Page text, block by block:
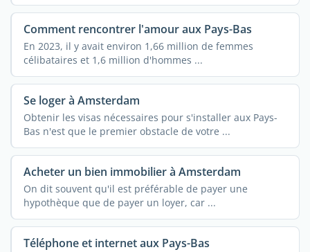
Comment rencontrer l'amour aux Pays-Bas
En 2023, il y avait environ 1,66 million de femmes
célibataires et 1,6 million d'hommes ...
Se loger à Amsterdam
Obtenir les visas nécessaires pour s'installer aux Pays-
Bas n'est que le premier obstacle de votre ...
Acheter un bien immobilier à Amsterdam
On dit souvent qu'il est préférable de payer une
hypothèque que de payer un loyer, car ...
Téléphone et internet aux Pays-Bas